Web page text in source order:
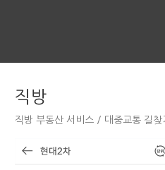
직방
직방 부동산 서비스 / 대중교통 길찾